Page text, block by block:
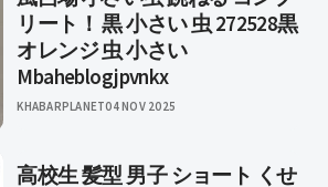
リート！ 黒 小さい 虫 272528黒
オレンジ 虫 小さい
Mbaheblogjpvnkx
KHABARPLANET04 NOV 2025
高校生 髪型 男子 ショート くせ